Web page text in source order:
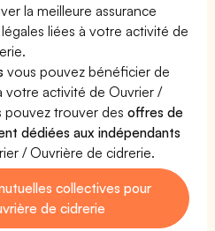
la meilleure assurance
liées à votre activité de
vous pouvez bénéficier de
votre activité de Ouvrier /
pouvez trouver desoffres de
dédiées aux indépendants
/ Ouvrière de cidrerie.
collectives pour
de cidrerie